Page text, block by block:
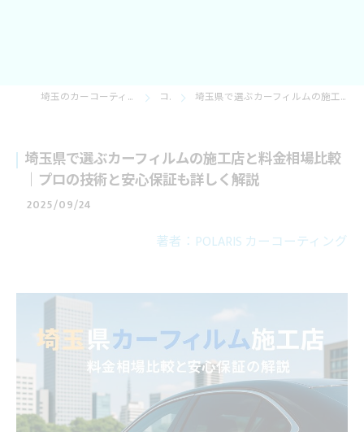
埼玉のカーコーティングならPOLARIS カーコーティング コラム 埼玉県で選ぶカーフィルムの施工店と料金相場比較｜プロの技術と安心保証も詳しく解説
埼玉県で選ぶカーフィルムの施工店と料金相場比較
｜プロの技術と安心保証も詳しく解説
2025/09/24
著者：POLARIS カーコーティング